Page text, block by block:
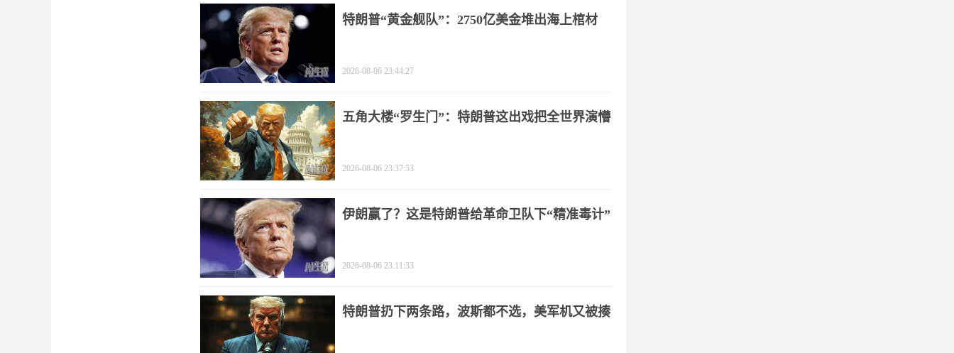
特朗普“黄金舰队”：2750亿美金堆出海上棺材
2026-08-06 23:44:27
五角大楼“罗生门”：特朗普这出戏把全世界演懵
2026-08-06 23:37:53
伊朗赢了？这是特朗普给革命卫队下“精准毒计”
2026-08-06 23:11:33
特朗普扔下两条路，波斯都不选，美军机又被揍